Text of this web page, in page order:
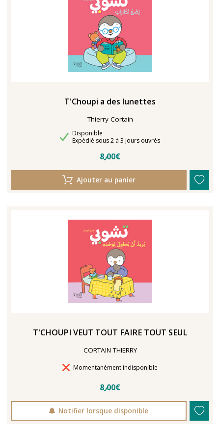
T'Choupi a des lunettes
Thierry Cortain
Disponibilité
Disponible
Délais de livraison
Expédié sous 2 à 3 jours ouvrés
8٫00€
Ajouter au panier
T'CHOUPI VEUT TOUT FAIRE TOUT SEUL
CORTAIN THIERRY
Délais de livraison
Momentanément indisponible
8٫00€
Notifier lorsque disponible